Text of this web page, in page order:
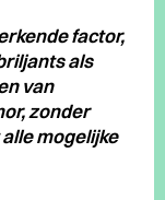
factor,
als
van
zonder
mogelijke